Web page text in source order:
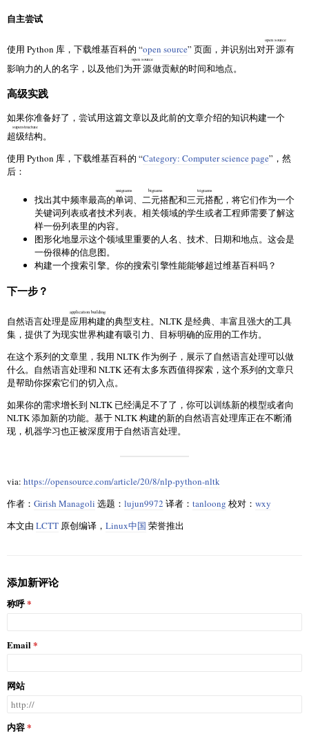
自主尝试
使用 Python 库，下载维基百科的 “open source” 页面，并识别出对开源
open source
有
影响力的人的名字，以及他们为开源
open source
做贡献的时间和地点。
高级实践
如果你准备好了，尝试用这篇文章以及此前的文章介绍的知识构建一个
超级结构
superstructure
。
使用 Python 库，下载维基百科的 “Category: Computer science page”，然
后：
找出其中频率最高的单词
unigrams
、二元搭配
bigrams
和三元搭配
trigrams
，将它们作为一个
关键词列表或者技术列表。相关领域的学生或者工程师需要了解这
样一份列表里的内容。
图形化地显示这个领域里重要的人名、技术、日期和地点。这会是
一份很棒的信息图。
构建一个搜索引擎。你的搜索引擎性能能够超过维基百科吗？
下一步？
自然语言处理是应用构建
application building
的典型支柱。NLTK 是经典、丰富且强大的工具
集，提供了为现实世界构建有吸引力、目标明确的应用的工作坊。
在这个系列的文章里，我用 NLTK 作为例子，展示了自然语言处理可以做
什么。自然语言处理和 NLTK 还有太多东西值得探索，这个系列的文章只
是帮助你探索它们的切入点。
如果你的需求增长到 NLTK 已经满足不了了，你可以训练新的模型或者向
NLTK 添加新的功能。基于 NLTK 构建的新的自然语言处理库正在不断涌
现，机器学习也正被深度用于自然语言处理。
via: https://opensource.com/article/20/8/nlp-python-nltk
作者： Girish Managoli 选题： lujun9972 译者： tanloong 校对： wxy
本文由 LCTT 原创编译， Linux中国 荣誉推出
添加新评论
称呼
Email
网站
内容